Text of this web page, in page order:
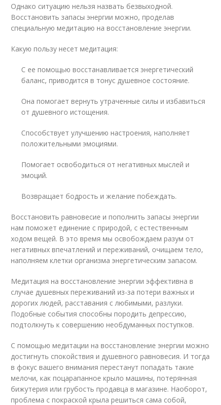
Однако ситуацию нельзя назвать безвыходной.
Восстановить запасы энергии можно, проделав
специальную медитацию на восстановление энергии.
Какую пользу несет медитация:
С ее помощью восстанавливается энергетический
баланс, приводится в тонус душевное состояние.
Она помогает вернуть утраченные силы и избавиться
от душевного истощения.
Способствует улучшению настроения, наполняет
положительными эмоциями.
Помогает освободиться от негативных мыслей и
эмоций.
Возвращает бодрость и желание побеждать.
Восстановить равновесие и пополнить запасы энергии
нам поможет единение с природой, с естественным
ходом вещей. В это время мы освобождаем разум от
негативных впечатлений и переживаний, очищаем тело,
наполняем клетки организма энергетическим запасом.
Медитация на восстановление энергии эффективна в
случае душевных переживаний из-за потери важных и
дорогих людей, расставания с любимыми, разлуки.
Подобные события способны породить депрессию,
подтолкнуть к совершению необдуманных поступков.
С помощью медитации на восстановление энергии можно
достигнуть спокойствия и душевного равновесия. И тогда
в фокус вашего внимания перестанут попадать такие
мелочи, как поцарапанное крыло машины, потерянная
бижутерия или грубость продавца в магазине. Наоборот,
проблема с покраской крыла решиться сама собой,